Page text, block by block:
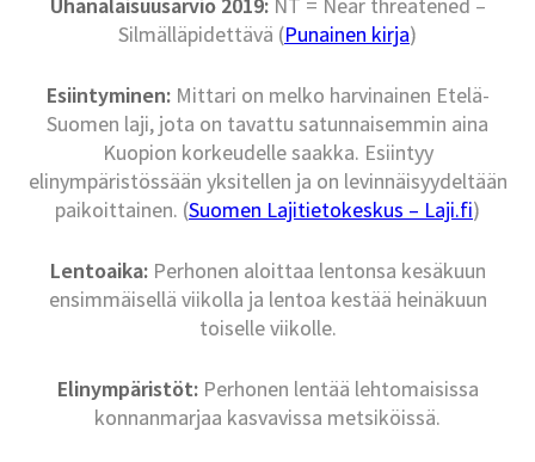
Uhanalaisuusarvio 2019:NT = Near threatened –
Silmälläpidettävä (Punainen kirja)
Esiintyminen:Mittari on melko harvinainen Etelä-
Suomen laji, jota on tavattu satunnaisemmin aina
Kuopion korkeudelle saakka. Esiintyy
elinympäristössään yksitellen ja on levinnäisyydeltään
paikoittainen. (Suomen Lajitietokeskus – Laji.fi)
Lentoaika:Perhonen aloittaa lentonsa kesäkuun
ensimmäisellä viikolla ja lentoa kestää heinäkuun
toiselle viikolle.
Elinympäristöt:Perhonen lentää lehtomaisissa
konnanmarjaa kasvavissa metsiköissä.